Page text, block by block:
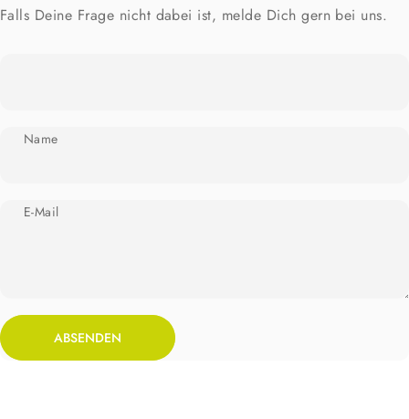
Falls Deine Frage nicht dabei ist, melde Dich gern bei uns.
Name
E-Mail
Absenden
ABSENDEN